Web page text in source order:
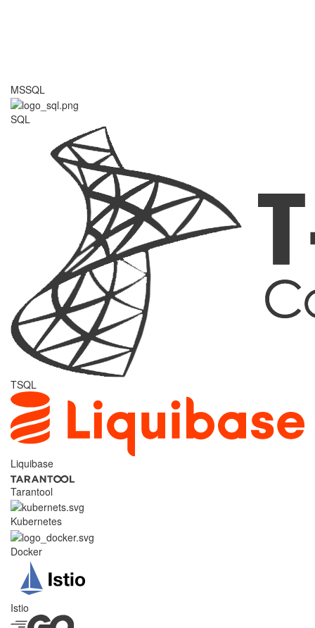
MSSQL
SQL
TSQL
Liquibase
Tarantool
Kubernetes
Docker
Istio